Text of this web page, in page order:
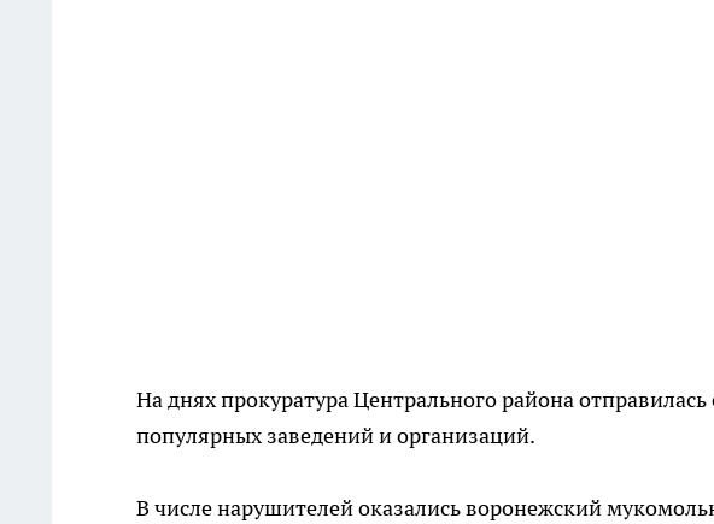
На днях прокуратура Центрального района
популярных заведений и организаций.
В числе нарушителей оказались воронежский